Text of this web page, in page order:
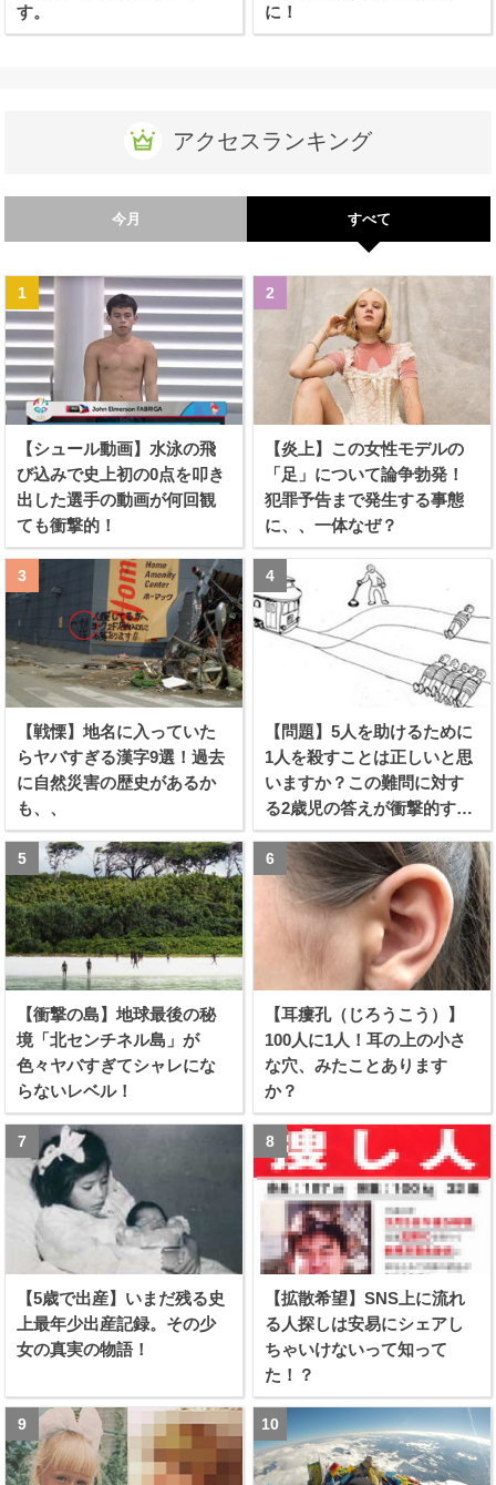
す。
に！
アクセスランキング
今月 すべて
【シュール動画】水泳の飛
び込みで史上初の0点を叩き
出した選手の動画が何回観
ても衝撃的！
【炎上】この女性モデルの
「足」について論争勃発！
犯罪予告まで発生する事態
に、、一体なぜ？
【戦慄】地名に入っていた
らヤバすぎる漢字9選！過去
に自然災害の歴史があるか
も、、
【問題】5人を助けるために
1人を殺すことは正しいと思
いますか？この難問に対す
る2歳児の答えが衝撃的すぎ
る！！
【衝撃の島】地球最後の秘
境「北センチネル島」が
色々ヤバすぎてシャレにな
らないレベル！
【耳瘻孔（じろうこう）】
100人に1人！耳の上の小さ
な穴、みたことあります
か？
【5歳で出産】いまだ残る史
上最年少出産記録。その少
女の真実の物語！
【拡散希望】SNS上に流れ
る人探しは安易にシェアし
ちゃいけないって知って
た！？